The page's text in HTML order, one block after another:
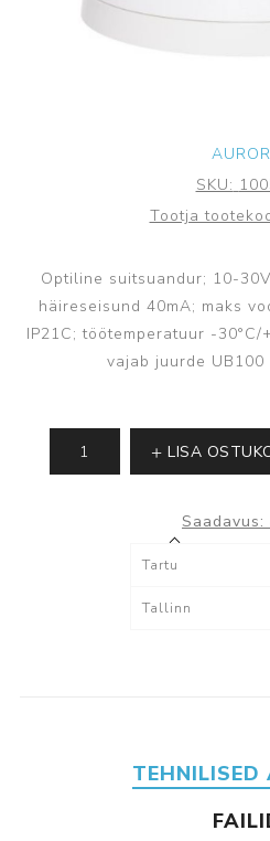
SKU:
Tootja
Optiline suitsuandur; 10-
häireseisund 40mA; maks
IP21C; töötemperatuur -30°C/
vajab juurde
LISA
Saadavus:
Tartu
Tallinn
TEHNILISED